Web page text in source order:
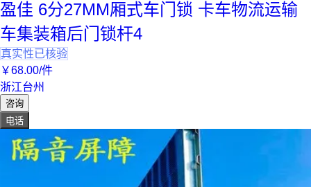
盈佳 6分27MM厢式车门锁 卡车物流运输
车集装箱后门锁杆4
真实性已核验
￥68.00/件
浙江台州
咨询
电话